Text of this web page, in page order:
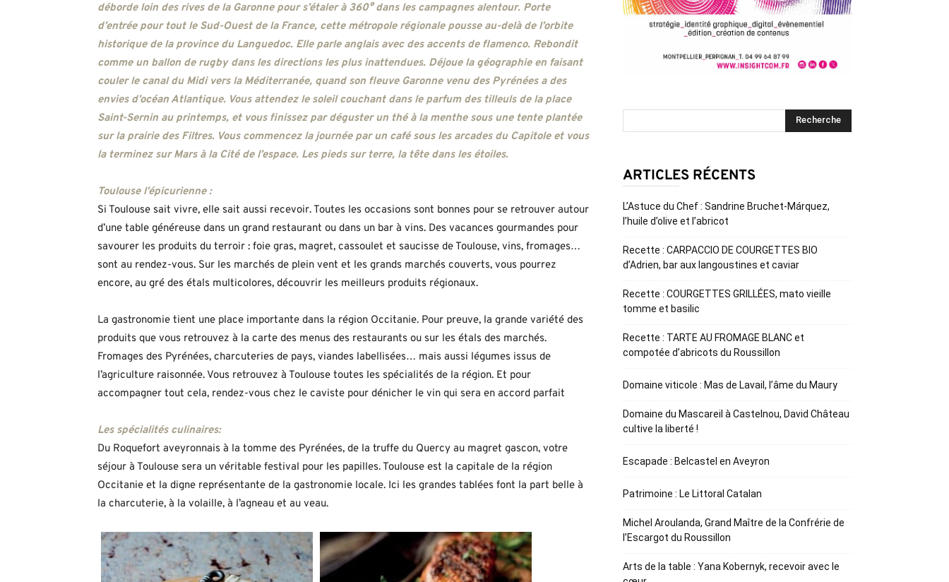
déborde loin des rives de la Garonne pour s’étaler à 360° dans les campagnes alentour. Porte
d’entrée pour tout le Sud-Ouest de la France, cette métropole régionale pousse au-delà de l’orbite
historique de la province du Languedoc. Elle parle anglais avec des accents de flamenco. Rebondit
comme un ballon de rugby dans les directions les plus inattendues. Déjoue la géographie en faisant
couler le canal du Midi vers la Méditerranée, quand son fleuve Garonne venu des Pyrénées a des
envies d’océan Atlantique. Vous attendez le soleil couchant dans le parfum des tilleuls de la place
Saint-Sernin au printemps, et vous finissez par déguster un thé à la menthe sous une tente plantée
sur la prairie des Filtres. Vous commencez la journée par un café sous les arcades du Capitole et vous
la terminez sur Mars à la Cité de l’espace. Les pieds sur terre, la tête dans les étoiles.
Toulouse l’épicurienne :
Si Toulouse sait vivre, elle sait aussi recevoir. Toutes les occasions sont bonnes pour se retrouver autour
d’une table généreuse dans un grand restaurant ou dans un bar à vins. Des vacances gourmandes pour
savourer les produits du terroir : foie gras, magret, cassoulet et saucisse de Toulouse, vins, fromages…
sont au rendez-vous. Sur les marchés de plein vent et les grands marchés couverts, vous pourrez
encore, au gré des étals multicolores, découvrir les meilleurs produits régionaux.
La gastronomie tient une place importante dans la région Occitanie. Pour preuve, la grande variété des
produits que vous retrouvez à la carte des menus des restaurants ou sur les étals des marchés.
Fromages des Pyrénées, charcuteries de pays, viandes labellisées… mais aussi légumes issus de
l’agriculture raisonnée. Vous retrouvez à Toulouse toutes les spécialités de la région. Et pour
accompagner tout cela, rendez-vous chez le caviste pour dénicher le vin qui sera en accord parfait
Les spécialités culinaires:
Du Roquefort aveyronnais à la tomme des Pyrénées, de la truffe du Quercy au magret gascon, votre
séjour à Toulouse sera un véritable festival pour les papilles. Toulouse est la capitale de la région
Occitanie et la digne représentante de la gastronomie locale. Ici les grandes tablées font la part belle à
la charcuterie, à la volaille, à l’agneau et au veau.
ARTICLES RÉCENTS
L’Astuce du Chef : Sandrine Bruchet-Márquez,
l’huile d’olive et l’abricot
Recette : CARPACCIO DE COURGETTES BIO
d’Adrien, bar aux langoustines et caviar
Recette : COURGETTES GRILLÉES, mato vieille
tomme et basilic
Recette : TARTE AU FROMAGE BLANC et
compotée d’abricots du Roussillon
Domaine viticole : Mas de Lavail, l’âme du Maury
Domaine du Mascareil à Castelnou, David Château
cultive la liberté !
Escapade : Belcastel en Aveyron
Patrimoine : Le Littoral Catalan
Michel Aroulanda, Grand Maître de la Confrérie de
l’Escargot du Roussillon
Arts de la table : Yana Kobernyk, recevoir avec le